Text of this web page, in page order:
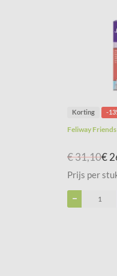
Korting -
Feliway
€ 31,10€
Prijs per